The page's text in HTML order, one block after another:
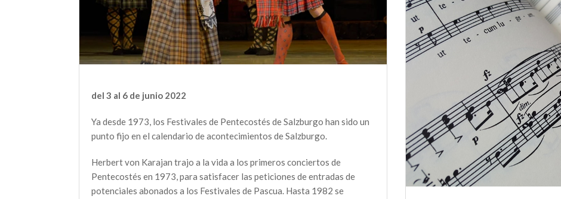
del 3 al 6 de junio 2022
Ya desde 1973, los Festivales de Pentecostés de Salzburgo han sido un
punto fijo en el calendario de acontecimientos de Salzburgo.
Herbert von Karajan trajo a la vida a los primeros conciertos de
Pentecostés en 1973, para satisfacer las peticiones de entradas de
potenciales abonados a los Festivales de Pascua. Hasta 1982 se